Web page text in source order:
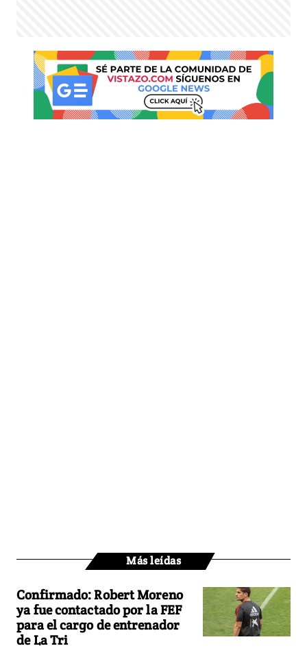
Más leídas
Confirmado: Robert Moreno
ya fue contactado por la FEF
para el cargo de entrenador
de La Tri